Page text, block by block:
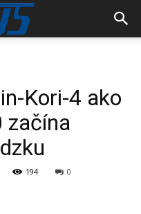
Kori-4 ako
začína
194 0